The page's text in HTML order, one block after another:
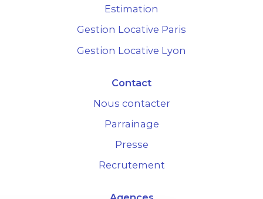
Estimation
Gestion Locative Paris
Gestion Locative Lyon
Contact
Nous contacter
Parrainage
Presse
Recrutement